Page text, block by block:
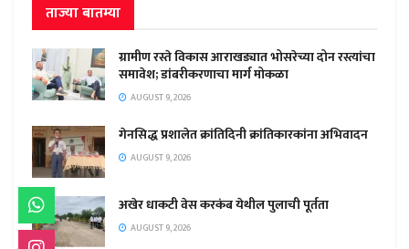
ताज्या बातम्या
ग्रामीण रस्ते विकास आराखड्यात भोसरेच्या दोन रस्त्यांचा
समावेश; डांबरीकरणाचा मार्ग मोकळा
AUGUST 9, 2026
गेनसिद्ध प्रशालेत क्रांतिदिनी क्रांतिकारकांना अभिवादन
AUGUST 9, 2026
अखेर धाकटी वेस करकंब येथील पुलाची पूर्तता
AUGUST 9, 2026